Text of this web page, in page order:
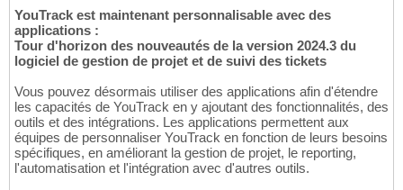
YouTrack est maintenant personnalisable avec des
applications :
Tour d'horizon des nouveautés de la version 2024.3 du
logiciel de gestion de projet et de suivi des tickets
Vous pouvez désormais utiliser des applications afin d'étendre
les capacités de YouTrack en y ajoutant des fonctionnalités, des
outils et des intégrations. Les applications permettent aux
équipes de personnaliser YouTrack en fonction de leurs besoins
spécifiques, en améliorant la gestion de projet, le reporting,
l'automatisation et l'intégration avec d'autres outils.